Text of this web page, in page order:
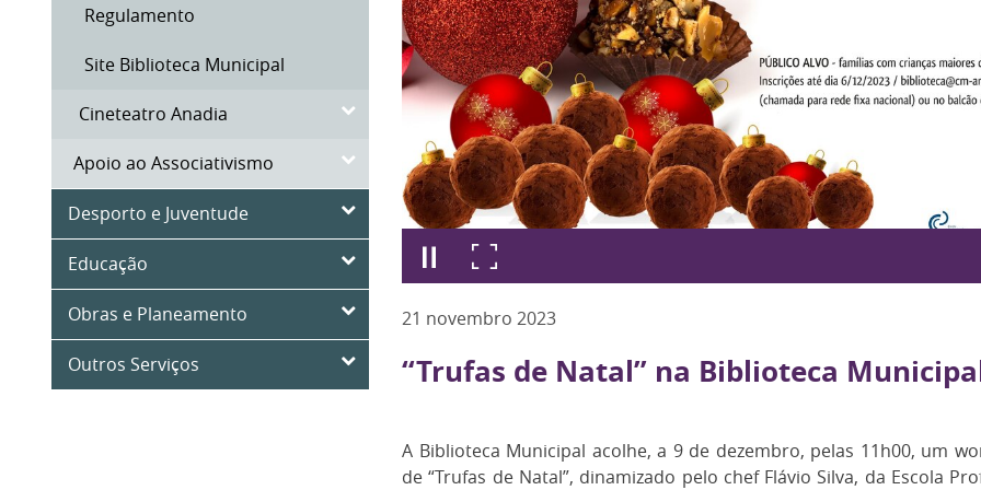
Regulamento
Site Biblioteca Municipal
Cineteatro Anadia
Apoio ao Associativismo
Desporto e Juventude
Educação
Obras e Planeamento
Outros Serviços
21 novembro 2023
“Trufas de Natal” na Biblioteca
A Biblioteca Municipal acolhe, a 9 de dezembro, pelas 11h00, um
de “Trufas de Natal”, dinamizado pelo chef Flávio Silva, da Escola